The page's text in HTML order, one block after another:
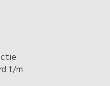
t/m